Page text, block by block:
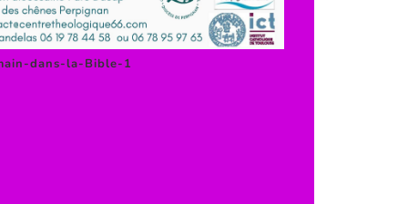
dans-la-Bible-1